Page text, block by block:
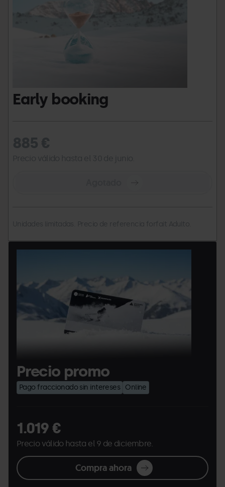
Early booking
Precio promo
Pago fraccionado sin intereses Online
1.019 €
Precio válido hasta el 9 de diciembre.
Compra ahora